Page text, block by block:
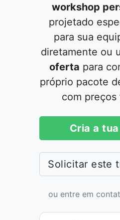
workshop
projetado
para sua
diretamente ou
oferta para
próprio pacote
com preços
Cria a
Solicitar este
ou entre em